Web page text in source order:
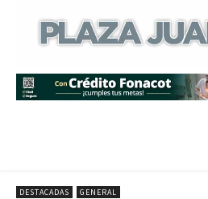
DESTACADAS GENERAL